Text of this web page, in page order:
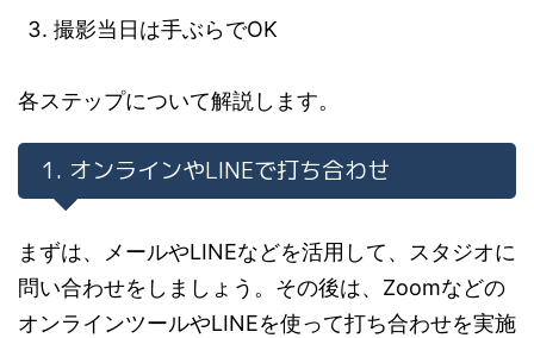
撮影当日は手ぶらでOK
各ステップについて解説します。
1. オンラインやLINEで打ち合わせ
まずは、メールやLINEなどを活用して、スタジオに
問い合わせをしましょう。その後は、Zoomなどの
オンラインツールやLINEを使って打ち合わせを実施